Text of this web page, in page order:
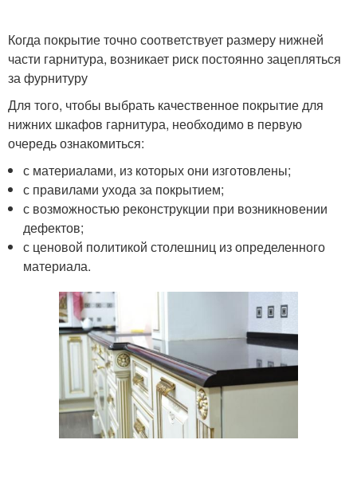
Когда покрытие точно соответствует размеру нижней
части гарнитура, возникает риск постоянно зацепляться
за фурнитуру
Для того, чтобы выбрать качественное покрытие для
нижних шкафов гарнитура, необходимо в первую
очередь ознакомиться:
с материалами, из которых они изготовлены;
с правилами ухода за покрытием;
с возможностью реконструкции при возникновении
дефектов;
с ценовой политикой столешниц из определенного
материала.